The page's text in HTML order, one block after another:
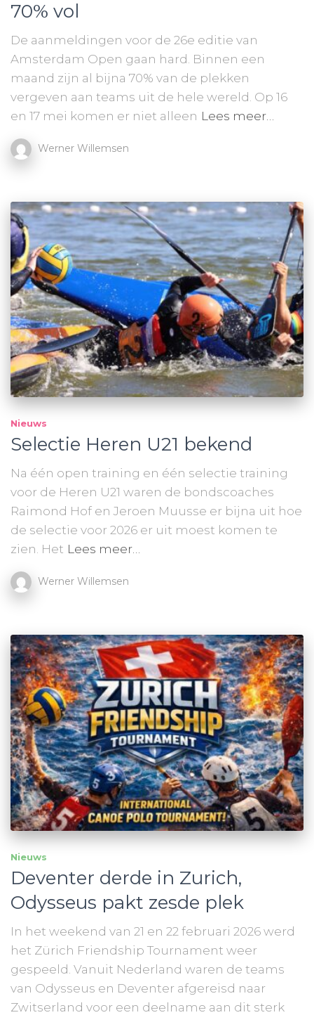
70% vol
De aanmeldingen voor de 26e editie van
Amsterdam Open gaan hard. Binnen een
maand zijn al bijna 70% van de plekken
vergeven aan teams uit de hele wereld. Op 16
en 17 mei komen er niet alleen Lees meer…
Werner Willemsen
Nieuws
Selectie Heren U21 bekend
Na één open training en één selectie training
voor de Heren U21 waren de bondscoaches
Raimond Hof en Jeroen Muusse er bijna uit hoe
de selectie voor 2026 er uit moest komen te
zien. Het Lees meer…
Werner Willemsen
Nieuws
Deventer derde in Zurich,
Odysseus pakt zesde plek
In het weekend van 21 en 22 februari 2026 werd
het Zürich Friendship Tournament weer
gespeeld. Vanuit Nederland waren de teams
van Odysseus en Deventer afgereisd naar
Zwitserland voor een deelname aan dit sterk